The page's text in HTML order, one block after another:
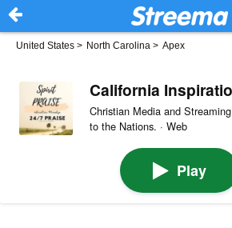
United States > North Carolina > Apex
California
Christian Media and
to the Nations. · Web
Play